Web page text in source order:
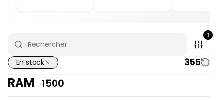
1
En stock 355
RAM 1500
En stock